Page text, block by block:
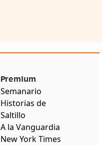
Premium
Semanario
Historias de
Saltillo
A la Vanguardia
New York Times